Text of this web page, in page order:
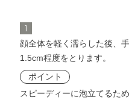
1
顔全体を軽く濡らした後、
1.5cm程度をとります。
ポイント
スピーディーに泡立てるた